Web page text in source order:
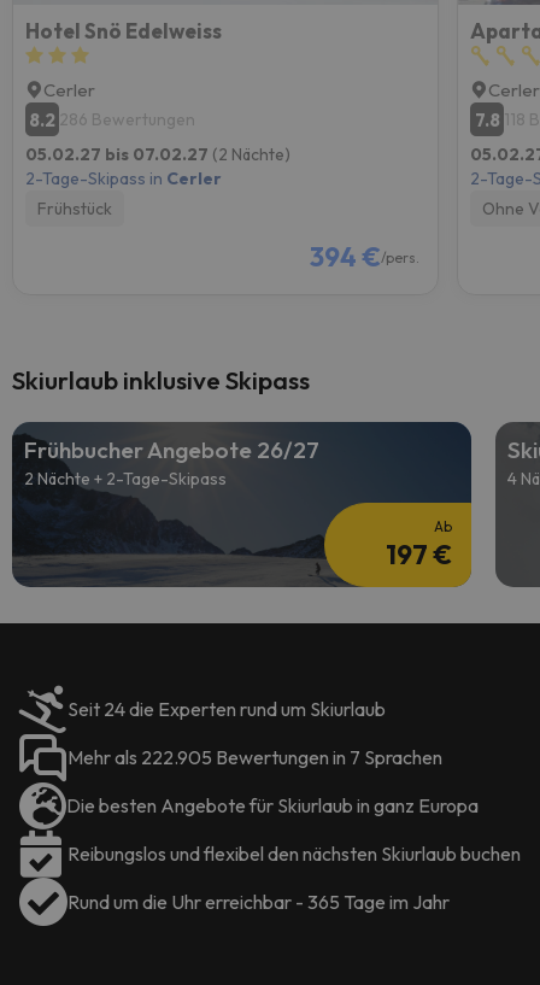
Hotel Snö Edelweiss
Cerler
8.2 286 Bewertungen
05.02.27 bis 07.02.27 (2 Nächte)
2-Tage-Skipass in Cerler
Frühstück
394 €/pers.
Cerler
7.8 118
2-Tage-
Ohne
Skiurlaub inklusive Skipass
Frühbucher Angebote 26/27
2 Nächte + 2-Tage-Skipass
Ab
197 €
4
Seit 24 die Experten rund um Skiurlaub
Mehr als 222.905 Bewertungen in 7 Sprachen
Die besten Angebote für Skiurlaub in ganz Europa
Reibungslos und flexibel den nächsten Skiurlaub buchen
Rund um die Uhr erreichbar - 365 Tage im Jahr